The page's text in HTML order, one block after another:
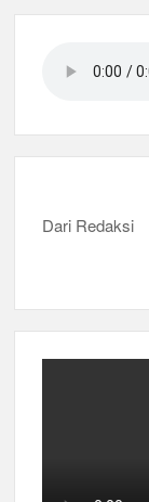
Dari Redaksi